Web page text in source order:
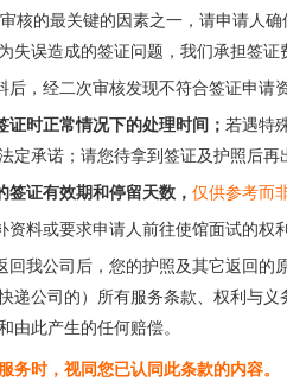
核的最关键的因素之一，请申请人
失误造成的签证问题，我们承担签
后，经二次审核发现不符合签证申
时正常情况下的处理时间； 若遇特
定承诺；请您待拿到签证及护照后
证有效期和停留天数， 仅供参考而
资料或要求申请人前往使馆面试的权
回我公司后，您的护照及其它返回的
递公司的）所有服务条款、权利与
由此产生的任何赔偿。
务时，视同您已认同此条款的内容。